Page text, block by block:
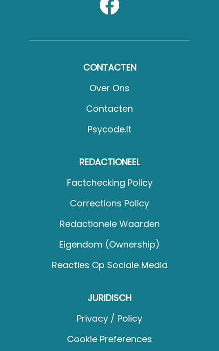
CONTACTEN
Over Ons
Contacten
Psycode.it
REDACTIONEEL
Factchecking Policy
Corrections Policy
Redactionele Waarden
Eigendom (Ownership)
Reacties Op Sociale Media
JURIDISCH
Privacy / Policy
Cookie Preferences